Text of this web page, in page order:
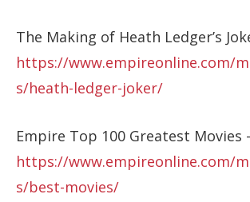
The Making of Heath Ledger’s
https://www.empireonline.com/
s/heath-ledger-joker/
Empire Top 100 Greatest Movies
https://www.empireonline.com/
s/best-movies/